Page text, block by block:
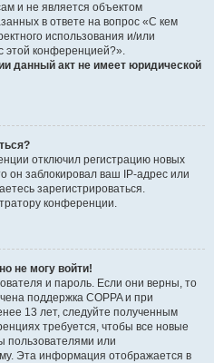
и не является объектом
в ответе на вопрос «С кем
использования и/или
этой конференцией?».
данный акт не имеет юридической
отключил регистрацию новых
он заблокировал ваш IP-адрес или
зарегистрироваться.
конференции.
не могу войти!
и пароль. Если они верны, то
поддержка COPPA и при
13 лет, следуйте полученным
требуется, чтобы все новые
пользователями или
Эта информация отображается в